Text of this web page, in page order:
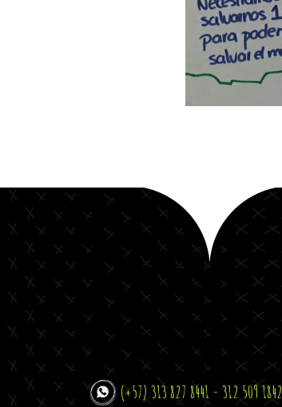
(+57) 313 827 8441 - 312 509 1842